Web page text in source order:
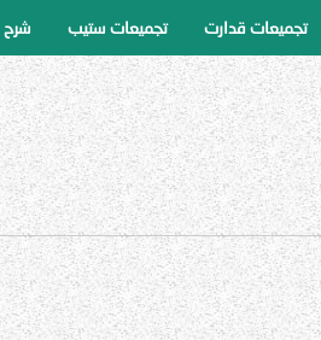
تجميعات قدارت تجميعات ستيب شرح